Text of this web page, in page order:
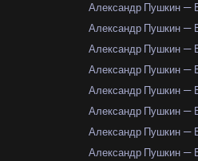
Александр Пушкин —
Александр Пушкин —
Александр Пушкин —
Александр Пушкин —
Александр Пушкин —
Александр Пушкин —
Александр Пушкин —
Александр Пушкин —